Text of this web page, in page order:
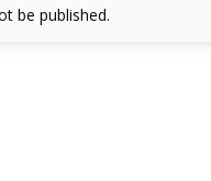
be published.